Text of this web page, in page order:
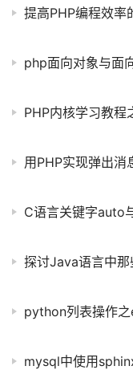
提高PHP编程效率
php面向对象与面
PHP内核学习教
用PHP实现弹出消
C语言关键字auto
探讨Java语言中那
python列表操作
mysql中使用